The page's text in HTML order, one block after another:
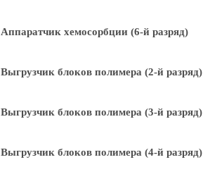
Аппаратчик хемосорбции (6-й разряд)
Выгрузчик блоков полимера (2-й разряд)
Выгрузчик блоков полимера (3-й разряд)
Выгрузчик блоков полимера (4-й разряд)